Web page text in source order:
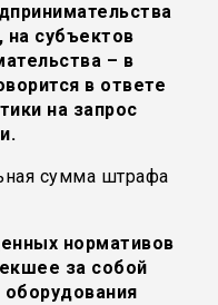
субъектов
– в
в ответе
на запрос
сумма штрафа
нормативов
за собой
оборудования